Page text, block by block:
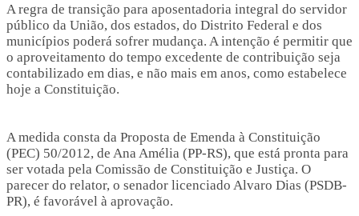
A regra de transição para aposentadoria integral do servidor
público da União, dos estados, do Distrito Federal e dos
municípios poderá sofrer mudança. A intenção é permitir que
o aproveitamento do tempo excedente de contribuição seja
contabilizado em dias, e não mais em anos, como estabelece
hoje a Constituição.
A medida consta da Proposta de Emenda à Constituição
(PEC) 50/2012, de Ana Amélia (PP-RS), que está pronta para
ser votada pela Comissão de Constituição e Justiça. O
parecer do relator, o senador licenciado Alvaro Dias (PSDB-
PR), é favorável à aprovação.